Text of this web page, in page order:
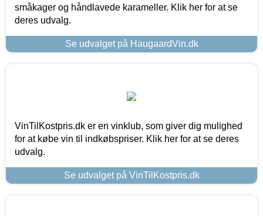
småkager og håndlavede karameller. Klik her for at se
deres udvalg.
Se udvalget på HaugaardVin.dk
VinTilKostpris.dk er en vinklub, som giver dig mulighed
for at købe vin til indkøbspriser. Klik her for at se deres
udvalg.
Se udvalget på VinTilKostpris.dk